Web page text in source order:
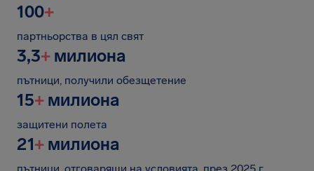
100+
партньорства в цял свят
3,3+ милиона
пътници, получили обезщетение
15+ милиона
защитени полета
21+ милиона
пътници, отговарящи на условията, през 2025 г.